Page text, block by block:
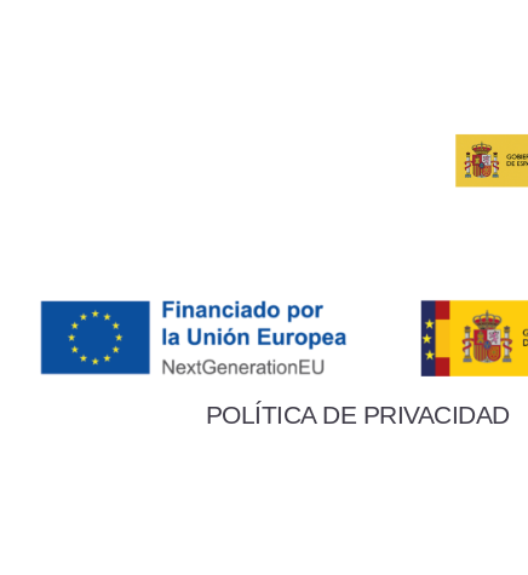
POLÍTICA DE PRIVACIDAD